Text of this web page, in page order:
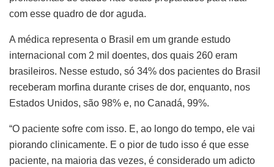
com esse quadro de dor aguda.
A médica representa o Brasil em um grande estudo
internacional com 2 mil doentes, dos quais 260 eram
brasileiros. Nesse estudo, só 34% dos pacientes do Brasil
receberam morfina durante crises de dor, enquanto, nos
Estados Unidos, são 98% e, no Canadá, 99%.
“O paciente sofre com isso. E, ao longo do tempo, ele vai
piorando clinicamente. E o pior de tudo isso é que esse
paciente, na maioria das vezes, é considerado um adicto